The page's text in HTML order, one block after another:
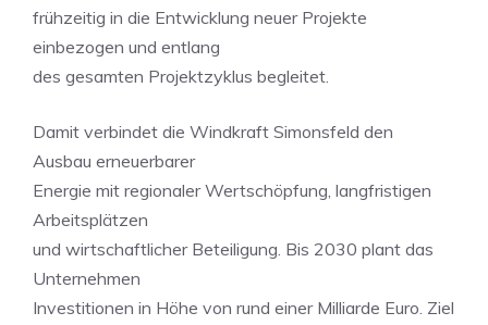
frühzeitig in die Entwicklung neuer Projekte
einbezogen und entlang
des gesamten Projektzyklus begleitet.
Damit verbindet die Windkraft Simonsfeld den
Ausbau erneuerbarer
Energie mit regionaler Wertschöpfung, langfristigen
Arbeitsplätzen
und wirtschaftlicher Beteiligung. Bis 2030 plant das
Unternehmen
Investitionen in Höhe von rund einer Milliarde Euro. Ziel